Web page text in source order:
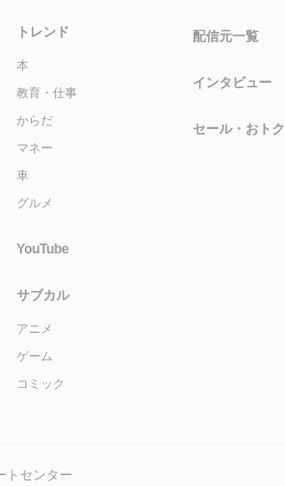
トレンド
本
教育・仕事
からだ
マネー
車
グルメ
YouTube
サブカル
アニメ
ゲーム
コミック
配信元一覧
インタビュー
セール・おトク
トセンター